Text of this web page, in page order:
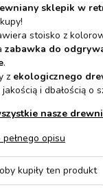
sklepik w
stoisko z
zabawka do
.
z ekologicznego
i dbałością o
nasze
pełnego opisu
kupiły ten produkt